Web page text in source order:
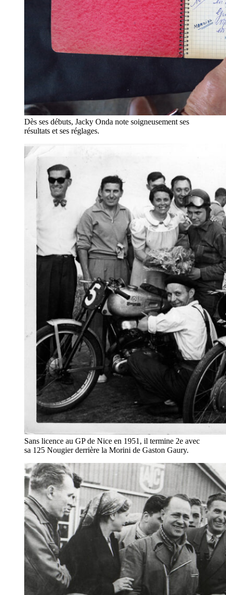
Dès ses débuts, Jacky Onda note soigneusement ses
résultats et ses réglages.
Sans licence au GP de Nice en 1951, il termine 2e avec
sa 125 Nougier derrière la Morini de Gaston Gaury.